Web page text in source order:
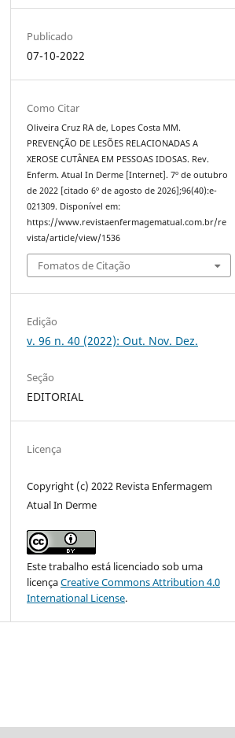
Publicado
07-10-2022
Como Citar
Oliveira Cruz RA de, Lopes Costa MM.
PREVENÇÃO DE LESÕES RELACIONADAS A
XEROSE CUTÂNEA EM PESSOAS IDOSAS. Rev.
Enferm. Atual In Derme [Internet]. 7º de outubro
de 2022 [citado 6º de agosto de 2026];96(40):e-
021309. Disponível em:
https://www.revistaenfermagematual.com.br/re
vista/article/view/1536
Fomatos de Citação
Edição
v. 96 n. 40 (2022): Out. Nov. Dez.
Seção
EDITORIAL
Licença
Copyright (c) 2022 Revista Enfermagem
Atual In Derme
Este trabalho está licenciado sob uma
licençaCreative Commons Attribution 4.0
International License.